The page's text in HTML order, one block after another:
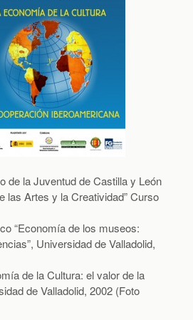
de la Juventud de Castilla y León
las Artes y la Creatividad” Curso
“Economía de los museos:
Universidad de Valladolid,
de la Cultura: el valor de la
de Valladolid, 2002 (Foto